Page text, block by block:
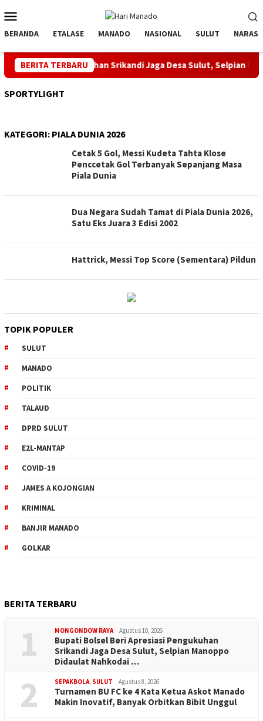
ke
kontenMobile
BERANDA ETALASE MANADO NASIONAL SULUT NARASI
BERITA TERBARU
Pengukuhan Srikandi Jaga Desa Sulut, Selpian
SPORTYLIGHT
KATEGORI: PIALA DUNIA 2026
Cetak 5 Gol, Messi Kudeta Tahta Klose
Penccetak Gol Terbanyak Sepanjang Masa
Piala Dunia
Dua Negara Sudah Tamat di Piala Dunia 2026,
Satu Eks Juara 3 Edisi 2002
Hattrick, Messi Top Score (Sementara) Pildun
TOPIK POPULER
SULUT
MANADO
POLITIK
TALAUD
DPRD SULUT
E2L-MANTAP
COVID-19
JAMES A KOJONGIAN
KRIMINAL
BANJIR MANADO
GOLKAR
BERITA TERBARU
1 MONGONDOW RAYA Agustus 10, 2026
Bupati Bolsel Beri Apresiasi Pengukuhan
Srikandi Jaga Desa Sulut, Selpian Manoppo
Didaulat Nahkodai …
2 SEPAKBOLA, SULUT Agustus 8, 2026
Turnamen BU FC ke 4 Kata Ketua Askot Manado
Makin Inovatif, Banyak Orbitkan Bibit Unggul